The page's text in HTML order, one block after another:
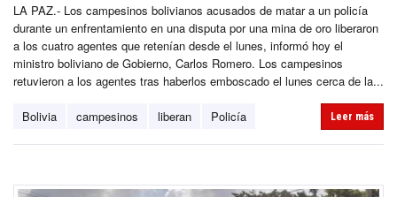
LA PAZ.- Los campesinos bolivianos acusados de matar a un policía
durante un enfrentamiento en una disputa por una mina de oro liberaron
a los cuatro agentes que retenían desde el lunes, informó hoy el
ministro boliviano de Gobierno, Carlos Romero. Los campesinos
retuvieron a los agentes tras haberlos emboscado el lunes cerca de la...
Bolivia campesinos liberan Policía Leer más